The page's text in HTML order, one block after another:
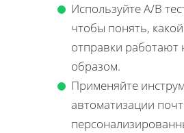
Используйте A/B
чтобы понять,
отправки
образом.
Применяйте
автоматизации